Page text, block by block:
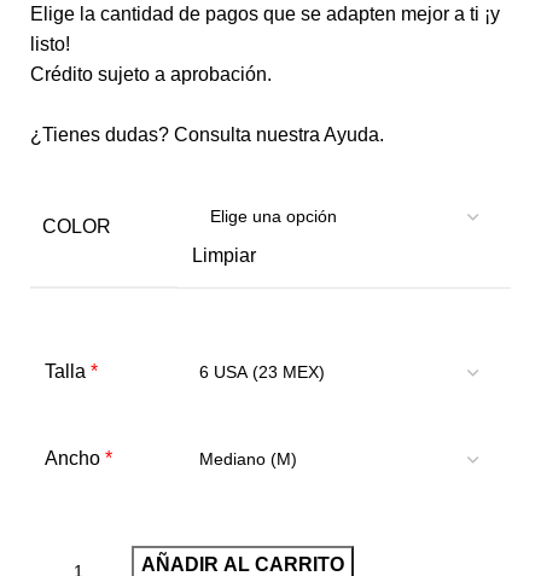
Elige la cantidad de pagos que se adapten mejor a ti ¡y
listo!
Crédito sujeto a aprobación.
¿Tienes dudas? Consulta nuestra Ayuda.
COLOR
Limpiar
Talla *
Ancho *
AÑADIR AL CARRITO